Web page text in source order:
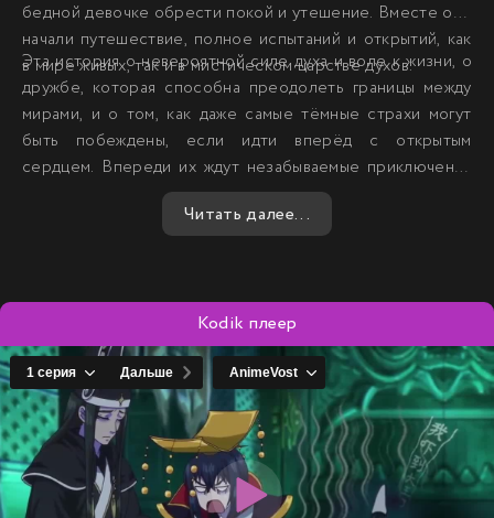
бедной девочке обрести покой и утешение. Вместе они
начали путешествие, полное испытаний и открытий, как
в мире живых, так и в мистическом царстве духов.
Эта история о невероятной силе духа и воле к жизни, о
дружбе, которая способна преодолеть границы между
мирами, и о том, как даже самые тёмные страхи могут
быть побеждены, если идти вперёд с открытым
сердцем. Впереди их ждут незабываемые приключения
и испытания, которые навсегда изменят их судьбы.
Читать далее...
Kodik плеер